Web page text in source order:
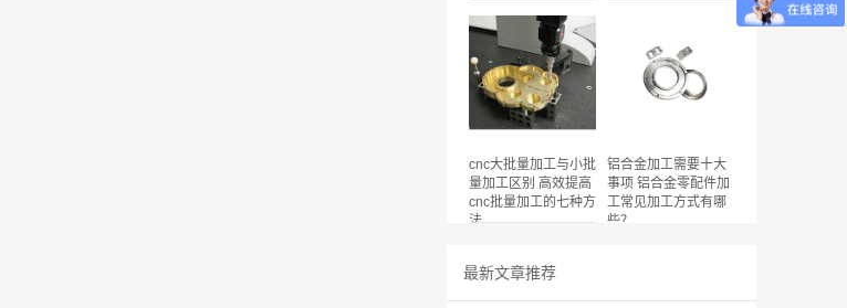
cnc大批量加工与小批
量加工区别 高效提高
cnc批量加工的七种方
法
铝合金加工需要十大
事项 铝合金零配件加
工常见加工方式有哪
些？
最新文章推荐